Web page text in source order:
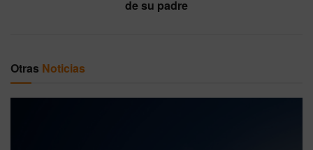
de su padre
Otras Noticias